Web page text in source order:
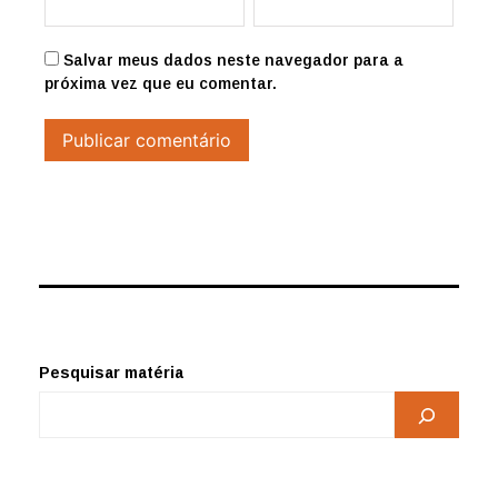
Salvar meus dados neste navegador para a
próxima vez que eu comentar.
Pesquisar matéria